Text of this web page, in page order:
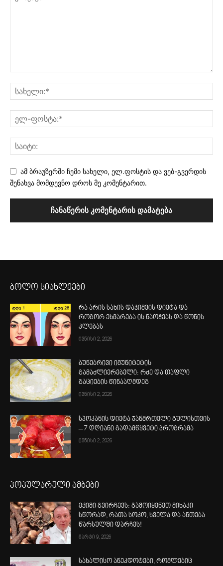
ამ ბრაუზერში ჩემი სახელი, ელ.ფოსტის და ვებ-გვერდის
შენახვა მომდევნო დროს მე კომენტარით.
ბოლო სიახლეები
რა არის სახის დაჭიმვის დიეტა და
როგორ ეხმარება ის ნაოჭებს და წონის
კლებას
ივნისი 2, 2026
ბუნებრივი იმუნიტეტის
გამაძლიერებელი: რძე და თაფლი
გაციების წინააღმდეგ
ივნისი 2, 2026
სპოკანის დიეტა ჯანმრთელი გულისთვის
– 7 დღიანი გადამწყვეტი პროგრამა
ივნისი 2, 2026
პოპულარული ამბები
ექიმი გვირჩევს: გამოიყენეთ მიხაკი
სწორად, რათა სოკო, ხველა და ანთება
წარსულში დარჩეს!
მარტი 9, 2026
სახალისო ანეკდოტები, რომლებიც